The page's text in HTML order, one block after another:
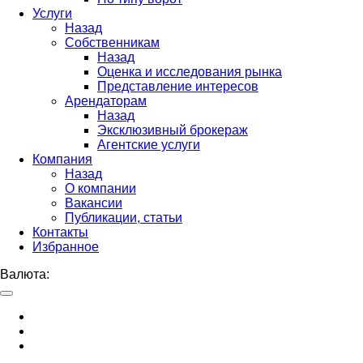
Услуги
Назад
Собственникам
Назад
Оценка и исследования рынка
Представление интересов
Арендаторам
Назад
Эксклюзивный брокераж
Агентские услуги
Компания
Назад
О компании
Вакансии
Публикации, статьи
Контакты
Избранное
Валюта: